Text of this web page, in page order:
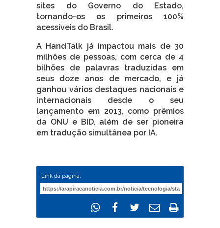
sites do Governo do Estado,
tornando-os os primeiros 100%
acessíveis do Brasil.
A HandTalk já impactou mais de 30
milhões de pessoas, com cerca de 4
bilhões de palavras traduzidas em
seus doze anos de mercado, e já
ganhou vários destaques nacionais e
internacionais desde o seu
lançamento em 2013, como prêmios
da ONU e BID, além de ser pioneira
em tradução simultânea por IA.
Link da página: